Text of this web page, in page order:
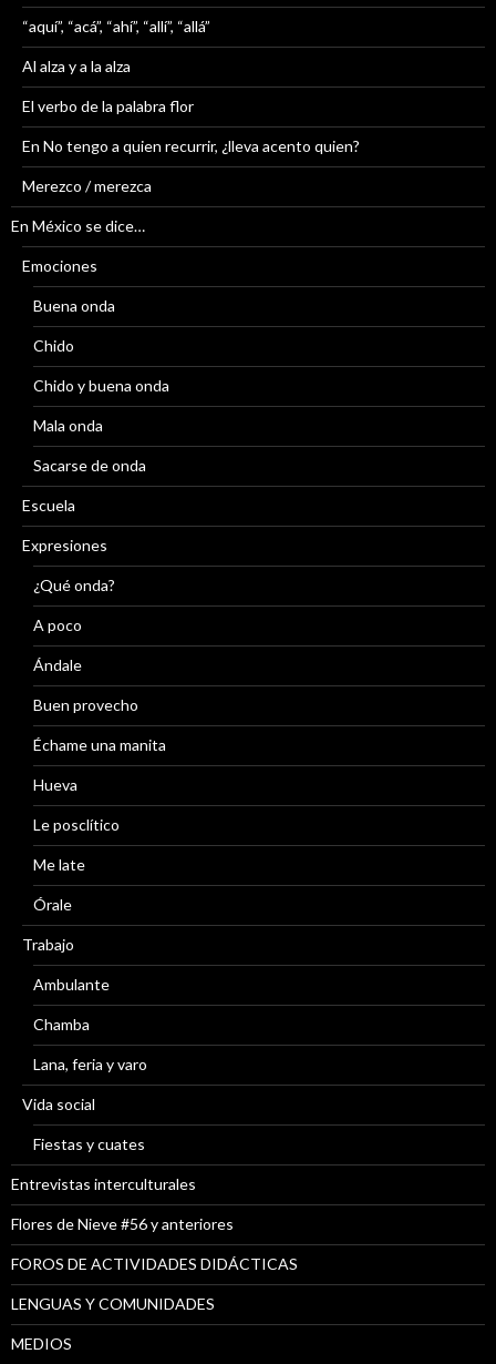
“aquí”, “acá”, “ahí”, “allí”, “allá”
Al alza y a la alza
El verbo de la palabra flor
En No tengo a quien recurrir, ¿lleva acento quien?
Merezco / merezca
En México se dice…
Emociones
Buena onda
Chido
Chido y buena onda
Mala onda
Sacarse de onda
Escuela
Expresiones
¿Qué onda?
A poco
Ándale
Buen provecho
Échame una manita
Hueva
Le posclítico
Me late
Órale
Trabajo
Ambulante
Chamba
Lana, feria y varo
Vida social
Fiestas y cuates
Entrevistas interculturales
Flores de Nieve #56 y anteriores
FOROS DE ACTIVIDADES DIDÁCTICAS
LENGUAS Y COMUNIDADES
MEDIOS